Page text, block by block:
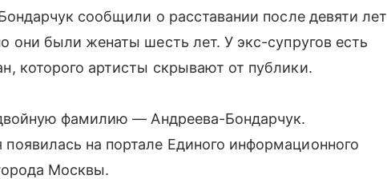
сообщили о расставании после девяти лет
они были женаты шесть лет. У экс-супругов есть
которого артисты скрывают от публики.
фамилию — Андреева-Бондарчук.
на портале Единого информационного
Москвы.